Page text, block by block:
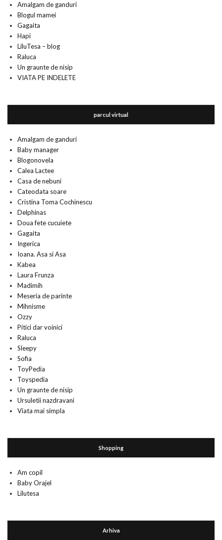
Amalgam de ganduri
Blogul mamei
Gagaita
Hapi
LiluTesa – blog
Raluca
Un graunte de nisip
VIATA PE INDELETE
parcul virtual
Amalgam de ganduri
Baby manager
Blogonovela
Calea Lactee
Casa de nebuni
Cateodata soare
Cristina Toma Cochinescu
Delphinas
Doua fete cucuiete
Gagaita
Ingerica
Ioana. Asa si Asa
Kabea
Laura Frunza
Madimih
Meseria de parinte
Mihnisme
Ozzy
Pitici dar voinici
Raluca
Sleepy
Sofia
ToyPedia
Toyspedia
Un graunte de nisip
Ursuletii nazdravani
Viata mai simpla
Shopping
Am copil
Baby Orajel
Lilutesa
Arhiva